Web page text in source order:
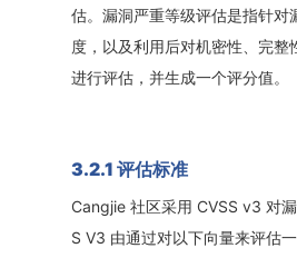
估。漏洞严重等级评估是指针对
度，以及利用后对机密性、完整
进行评估，并生成一个评分值。
3.2.1 评估标准
Cangjie 社区采用 CVSS v3 对
S V3 由通过对以下向量来评估